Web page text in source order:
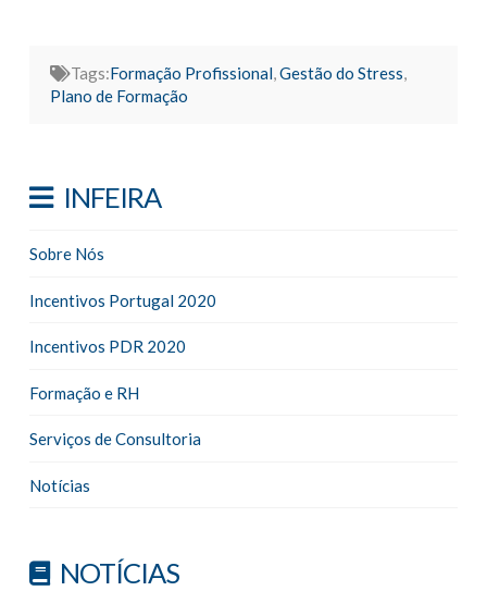
Tags:Formação Profissional,Gestão do Stress,
Plano de Formação
INFEIRA
Sobre Nós
Incentivos Portugal 2020
Incentivos PDR 2020
Formação e RH
Serviços de Consultoria
Notícias
NOTÍCIAS